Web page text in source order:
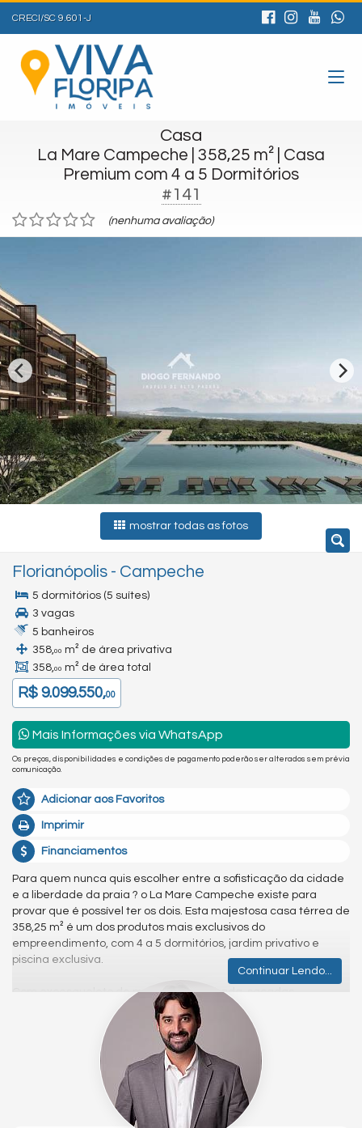
CRECI/SC 9.601-J
Casa
La Mare Campeche | 358,25 m² | Casa
Premium com 4 a 5 Dormitórios
#141
(nenhuma avaliação)
mostrar todas as fotos
Florianópolis - Campeche
5 dormitórios (5 suítes)
3 vagas
5 banheiros
358,00 m² de área privativa
358,00 m² de área total
R$ 9.099.550,00
Mais Informações via WhatsApp
Os preços, disponibilidades e condições de pagamento poderão ser alterados sem prévia
comunicação.
Adicionar aos Favoritos
Imprimir
Financiamentos
Para quem nunca quis escolher entre a sofisticação da cidade
e a liberdade da praia ? o La Mare Campeche existe para
provar que é possível ter os dois. Esta majestosa casa térrea de
358,25 m² é um dos produtos mais exclusivos do
empreendimento, com 4 a 5 dormitórios, jardim privativo e
piscina exclusiva.
Com exoesqueleto de madeira na fachada, sacadas
integradas com floreiras e amplas aberturas que trazem o mar
para dentro de casa, o projeto é uma obra de arte assinada
pelo Studio Guilherme Torres ? que concebeu o La Mare como
um edifício com alma própria, onde arquitetura e natureza
coexistem em harmonia.
O terreno do La Mare é irreplicável: 12.000 m², 202 metros de
frente para o mar, em frente a uma área de proteção
Continuar Lendo...